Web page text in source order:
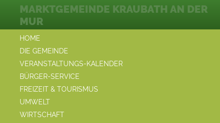
HOME
DIE GEMEINDE
VERANSTALTUNGS-KALENDER
BÜRGER-SERVICE
FREIZEIT & TOURISMUS
UMWELT
WIRTSCHAFT
MARKTGEMEINDE KRAUBATH AN DER
MUR